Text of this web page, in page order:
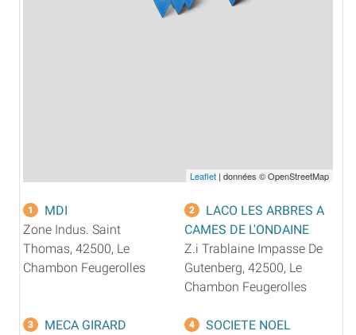
Leaflet | données © OpenStreetMap
1
MDI
Zone Indus. Saint
Thomas, 42500, Le
Chambon Feugerolles
2
LACO LES ARBRES A
CAMES DE L'ONDAINE
Z.i Trablaine Impasse De
Gutenberg, 42500, Le
Chambon Feugerolles
3
MECA GIRARD
4
SOCIETE NOEL